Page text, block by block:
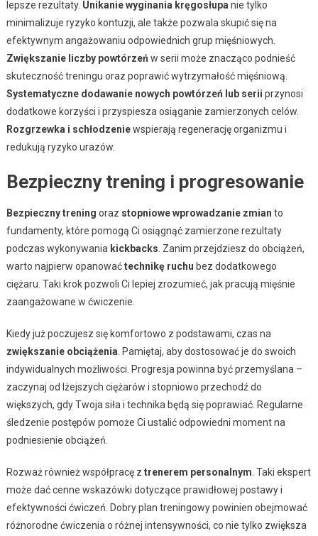
lepsze rezultaty. Unikanie wyginania kręgosłupa nie tylko
minimalizuje ryzyko kontuzji, ale także pozwala skupić się na
efektywnym angażowaniu odpowiednich grup mięśniowych.
Zwiększanie liczby powtórzeń w serii może znacząco podnieść
skuteczność treningu oraz poprawić wytrzymałość mięśniową.
Systematyczne dodawanie nowych powtórzeń lub serii przynosi
dodatkowe korzyści i przyspiesza osiąganie zamierzonych celów.
Rozgrzewka i schłodzeniewspierają regenerację organizmu i
redukują ryzyko urazów.
Bezpieczny trening i progresowanie
Bezpieczny trening oraz stopniowe wprowadzanie zmian to
fundamenty, które pomogą Ci osiągnąć zamierzone rezultaty
podczas wykonywania kickbacks . Zanim przejdziesz do obciążeń,
warto najpierw opanowaćtechnikę ruchu bez dodatkowego
ciężaru. Taki krok pozwoli Ci lepiej zrozumieć, jak pracują mięśnie
zaangażowane w ćwiczenie.
Kiedy już poczujesz się komfortowo z podstawami, czas na
zwiększanie obciążenia . Pamiętaj, aby dostosować je do swoich
indywidualnych możliwości. Progresja powinna być przemyślana –
zaczynaj od lżejszych ciężarów i stopniowo przechodź do
większych, gdy Twoja siła i technika będą się poprawiać. Regularne
śledzenie postępów pomoże Ci ustalić odpowiedni moment na
podniesienie obciążeń.
Rozważ również współpracę z trenerem personalnym . Taki ekspert
może dać cenne wskazówki dotyczące prawidłowej postawy i
efektywności ćwiczeń. Dobry plan treningowy powinien obejmować
różnorodne ćwiczenia o różnej intensywności, co nie tylko zwiększa